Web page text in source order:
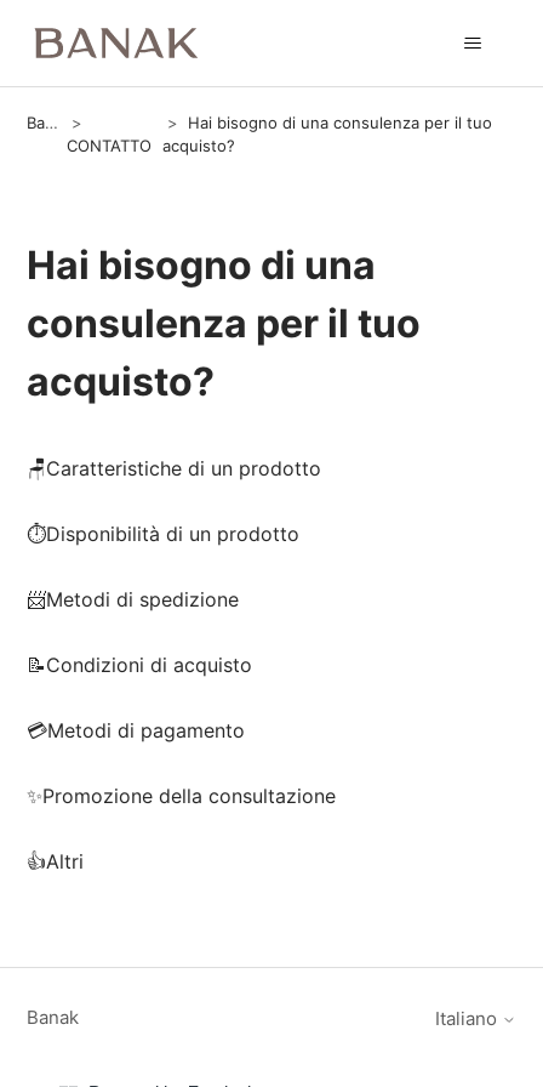
Banak
CONTATTO
Hai bisogno di una consulenza per il tuo
acquisto?
Hai bisogno di una
consulenza per il tuo
acquisto?
🪑Caratteristiche di un prodotto
⏱️Disponibilità di un prodotto
📨Metodi di spedizione
📝Condizioni di acquisto
💳Metodi di pagamento
✨Promozione della consultazione
👍Altri
Banak Italiano